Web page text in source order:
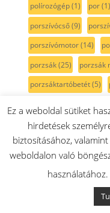
polírozógép(1) por(1)
porszívócső(9)
porszívómotor(14)
porzsák(25) porzsák
porzsáktartóbetét(5)
porzsáktartóvilla(5)
powerforall(6)
profimixx / MUM44/
profimixx / MUM44/
Ez a weboldal sütiket
hirdetések
biztosításához,
weboldalon való
használatához.